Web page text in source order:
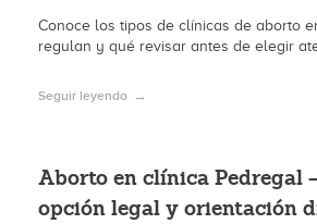
Conoce los tipos de clínicas de aborto
regulan y qué revisar antes de elegir
Seguir leyendo
Aborto en clínica Pedregal
opción legal y orientación